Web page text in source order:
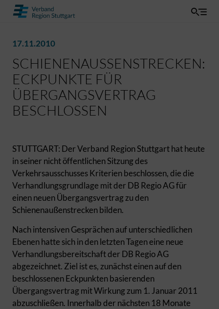
17.11.2010
SCHIENENAUSSENSTRECKEN: E
CKPUNKTE FÜR Ü
BERGANGSVERTRAG B
ESCHLOSSEN
STUTTGART: Der Verband Region Stuttgart hat heute
in seiner nicht öffentlichen Sitzung des
Verkehrsausschusses Kriterien beschlossen, die die
Verhandlungsgrundlage mit der DB Regio AG für
einen neuen Übergangsvertrag zu den
Schienenaußenstrecken bilden.
Nach intensiven Gesprächen auf unterschiedlichen
Ebenen hatte sich in den letzten Tagen eine neue
Verhandlungsbereitschaft der DB Regio AG
abgezeichnet. Ziel ist es, zunächst einen auf den
beschlossenen Eckpunkten basierenden
Übergangsvertrag mit Wirkung zum 1. Januar 2011
abzuschließen. Innerhalb der nächsten 18 Monate